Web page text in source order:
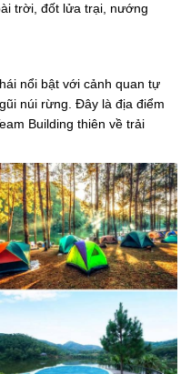
trời, đốt lửa trại, nướng
nổi bật với cảnh quan tự
núi rừng. Đây là địa điểm
Building thiên về trải